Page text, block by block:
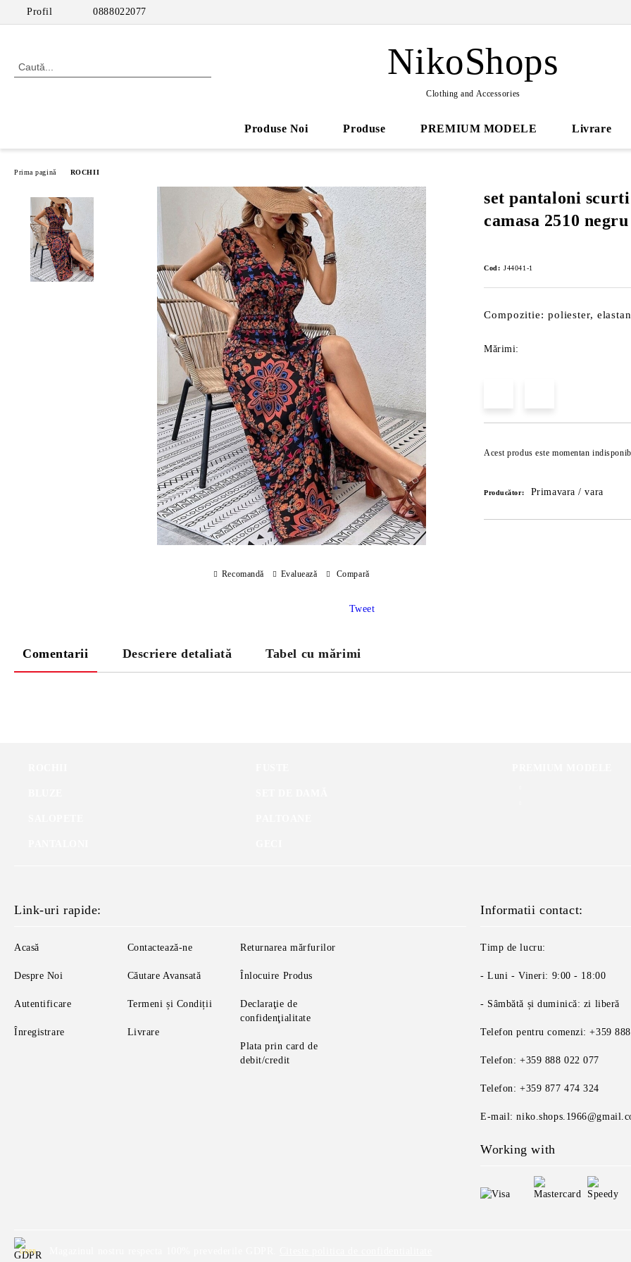
Profil 0888022077
NikoShops
Clothing and Accessories
Produse Noi Produse PREMIUM MODELE Livrare
Prima pagină ROCHII
set pantaloni
camasa 2510 negru
Cod: J44041-1
Compozitie: poliester,
Mărimi:
Acest produs este momentan
Producător: Primavara / vara
Recomandă Evaluează Compară
Tweet
Comentarii Descriere detaliată Tabel cu mărimi
Link-uri rapide:
Acasă
Despre Noi
Autentificare
Înregistrare
Contactează-ne
Căutare Avansată
Termeni și Condiții
Livrare
Returnarea mărfurilor
Înlocuire Produs
Declaraţie de
confidenţialitate
Plata prin card de
debit/credit
Informatii contact:
Timp de lucru:
- Luni - Vineri: 9:00 - 18:00
- Sâmbătă și duminică: zi liberă
Telefon pentru comenzi: +359
Telefon: +359 888 022 077
Telefon: +359 877 474 324
E-mail:
Working with
GDPR